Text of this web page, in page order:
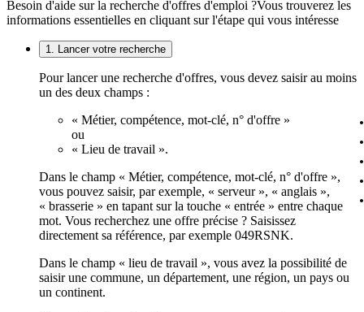
Besoin d'aide sur la recherche d'offres d'emploi ?Vous trouverez les
informations essentielles en cliquant sur l'étape qui vous intéresse
1. Lancer votre recherche
Pour lancer une recherche d'offres, vous devez saisir au moins
un des deux champs :
« Métier, compétence, mot-clé, n° d'offre »
ou
« Lieu de travail ».
Dans le champ « Métier, compétence, mot-clé, n° d'offre »,
vous pouvez saisir, par exemple, « serveur », « anglais »,
« brasserie » en tapant sur la touche « entrée » entre chaque
mot. Vous recherchez une offre précise ? Saisissez
directement sa référence, par exemple 049RSNK.
Dans le champ « lieu de travail », vous avez la possibilité de
saisir une commune, un département, une région, un pays ou
un continent.